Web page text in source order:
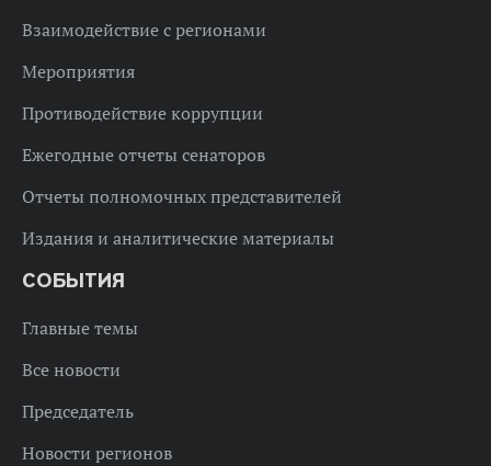
Взаимодействие с регионами
Мероприятия
Противодействие коррупции
Ежегодные отчеты сенаторов
Отчеты полномочных представителей
Издания и аналитические материалы
СОБЫТИЯ
Главные темы
Все новости
Председатель
Новости регионов